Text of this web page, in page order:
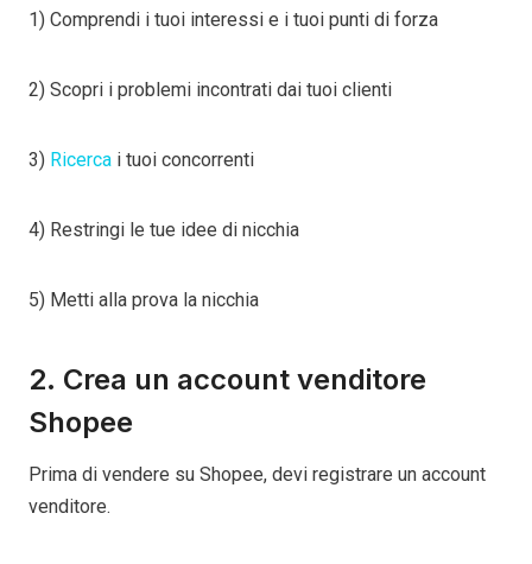
1) Comprendi i tuoi interessi e i tuoi punti di forza
2) Scopri i problemi incontrati dai tuoi clienti
3) Ricerca i tuoi concorrenti
4) Restringi le tue idee di nicchia
5) Metti alla prova la nicchia
2. Crea un account venditore
Shopee
Prima di vendere su Shopee, devi registrare un account
venditore.